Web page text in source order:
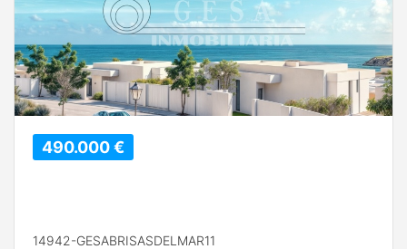
490.000 €
14942-GESABRISASDELMAR11